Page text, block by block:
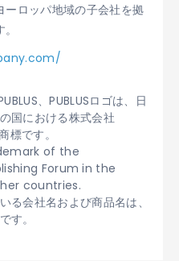
ーロッパ地域の子会社を拠
、PUBLUSロゴは、日
国における株式会社
標です。
of the
Forum in the
countries.
る会社名および商品名は、
す。